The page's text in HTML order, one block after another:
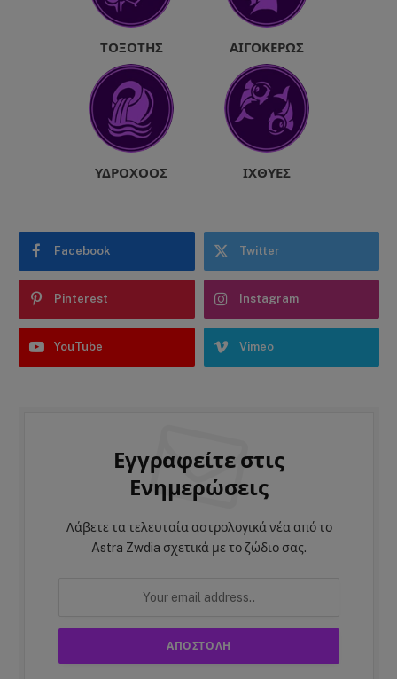
ΤΟΞΌΤΗΣ ΑΙΓΌΚΕΡΩΣ
ΥΔΡΟΧΌΟΣ ΙΧΘΎΕΣ
Facebook Twitter
Pinterest Instagram
YouTube Vimeo
Εγγραφείτε στις
Ενημερώσεις
Λάβετε τα τελευταία αστρολογικά νέα από το
Astra Zwdia σχετικά με το ζώδιο σας.